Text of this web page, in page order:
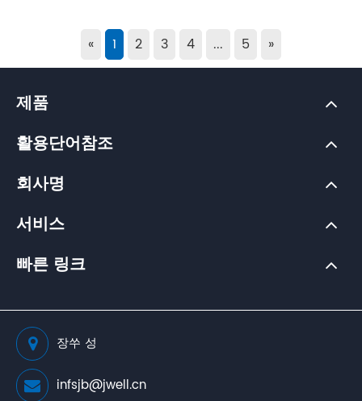
« 1 2 3 4 ... 5 »
제품
활용단어참조
회사명
서비스
빠른 링크
장쑤 성
infsjb@jwell.cn